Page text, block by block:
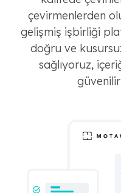
çevirmenlerden
gelişmiş işbirliği
doğru ve
sağlıyoruz,